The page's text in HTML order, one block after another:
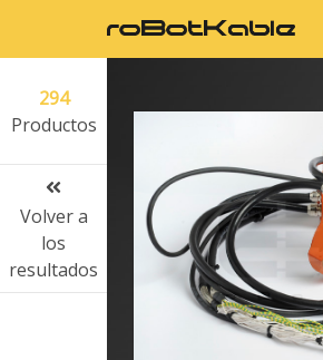
294
Productos
Volver a
los
resultados